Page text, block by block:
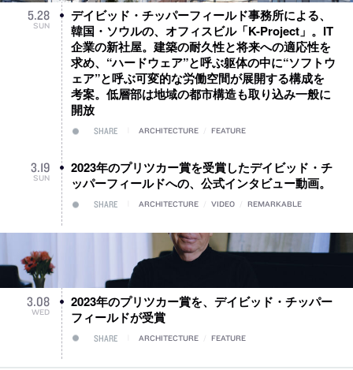
5.28
SUN
デイビッド・チッパーフィールド事務所による、
韓国・ソウルの、オフィスビル「K-Project」。IT
企業の新社屋。建築の耐久性と将来への適応性を
求め、“ハードウェア”と呼ぶ躯体の中に“ソフトウ
ェア”と呼ぶ可変的な労働空間が展開する構成を
考案。低層部は地域の都市構造も取り込み一般に
開放
SHARE ARCHITECTURE FEATURE
3.19
SUN
2023年のプリツカー賞を受賞したデイビッド・チ
ッパーフィールドへの、公式インタビュー動画。
SHARE ARCHITECTURE VIDEO REMARKABLE
3.08
WED
2023年のプリツカー賞を、デイビッド・チッパー
フィールドが受賞
SHARE ARCHITECTURE FEATURE